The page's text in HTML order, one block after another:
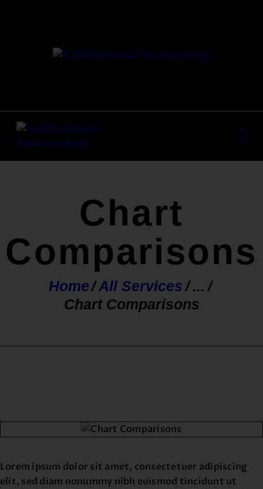
Chart
Comparisons
Home All Services
...
Chart Comparisons
VORES METODE
YDELSER
MEDIA
Lorem ipsum dolor sit amet, consectetuer adipiscing
elit, sed diam nonummy nibh euismod tincidunt ut